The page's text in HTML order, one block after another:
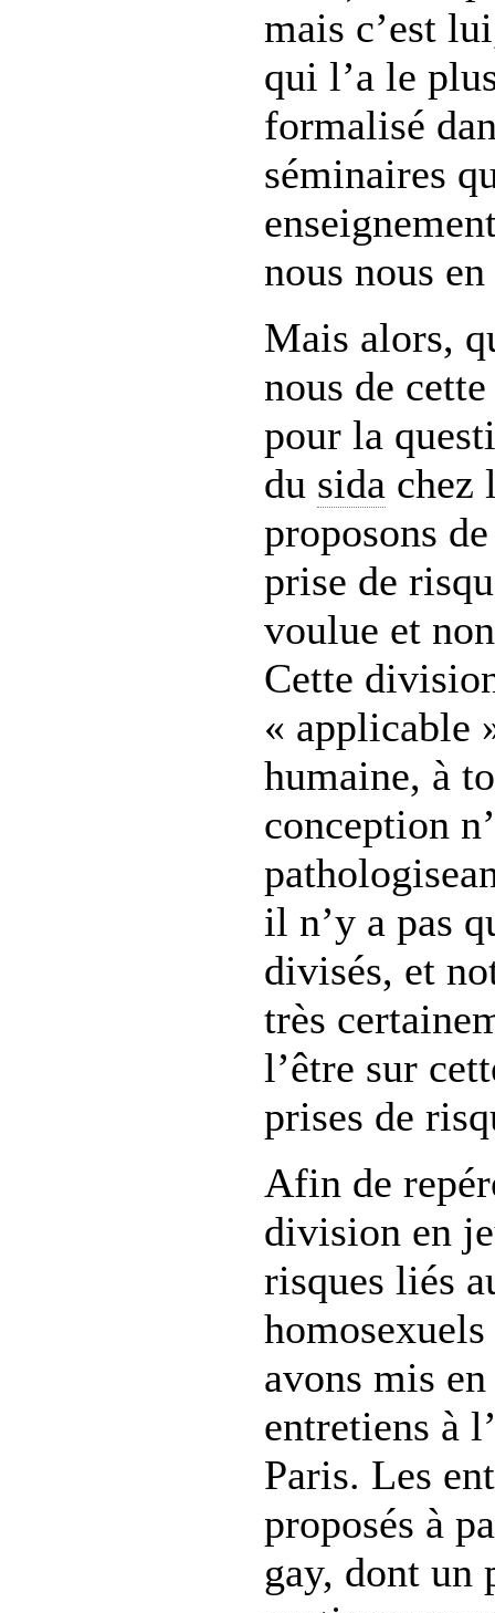
mais c’est
qui l’a le
formalisé
séminaires
nous nous
Mais alors,
nous de
pour la
du sida chez
proposons
prise de
voulue et
Cette
« applicable
humaine, à
conception
il n’y a pas
divisés, et
très
l’être sur
prises de
Afin de
division en
risques liés
avons mis
entretiens à
Paris. Les
proposés à
gay, dont un